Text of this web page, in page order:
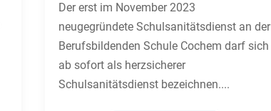
Der erst im November 2023
neugegründete Schulsanitätsdienst an der
Berufsbildenden Schule Cochem darf sich
ab sofort als herzsicherer
Schulsanitätsdienst bezeichnen....